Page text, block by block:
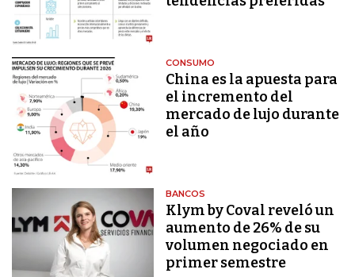
CONSUMO
China es la apuesta para
el incremento del
mercado de lujo durante
el año
BANCOS
Klym by Coval reveló un
aumento de 26% de su
volumen negociado en
primer semestre